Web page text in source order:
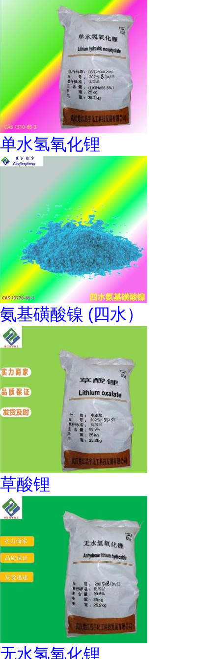
单水氢氧化锂
氨基磺酸镍 (四水）
草酸锂
无水氢氧化锂